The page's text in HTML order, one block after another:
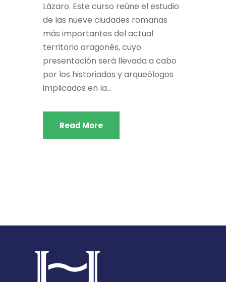
Lázaro. Este curso reúne el estudio
de las nueve ciudades romanas
más importantes del actual
territorio aragonés, cuyo
presentación será llevada a cabo
por los historiados y arqueólogos
implicados en la...
Read More